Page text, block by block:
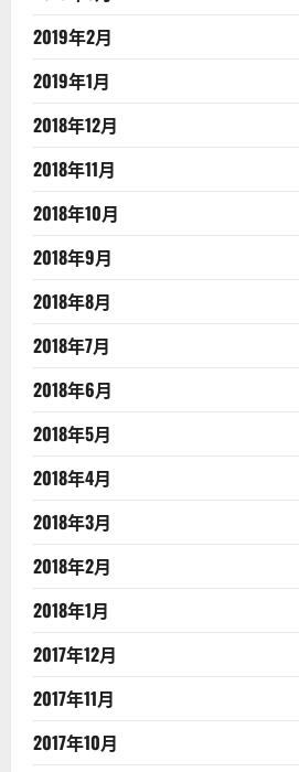
2019年2月
2019年1月
2018年12月
2018年11月
2018年10月
2018年9月
2018年8月
2018年7月
2018年6月
2018年5月
2018年4月
2018年3月
2018年2月
2018年1月
2017年12月
2017年11月
2017年10月